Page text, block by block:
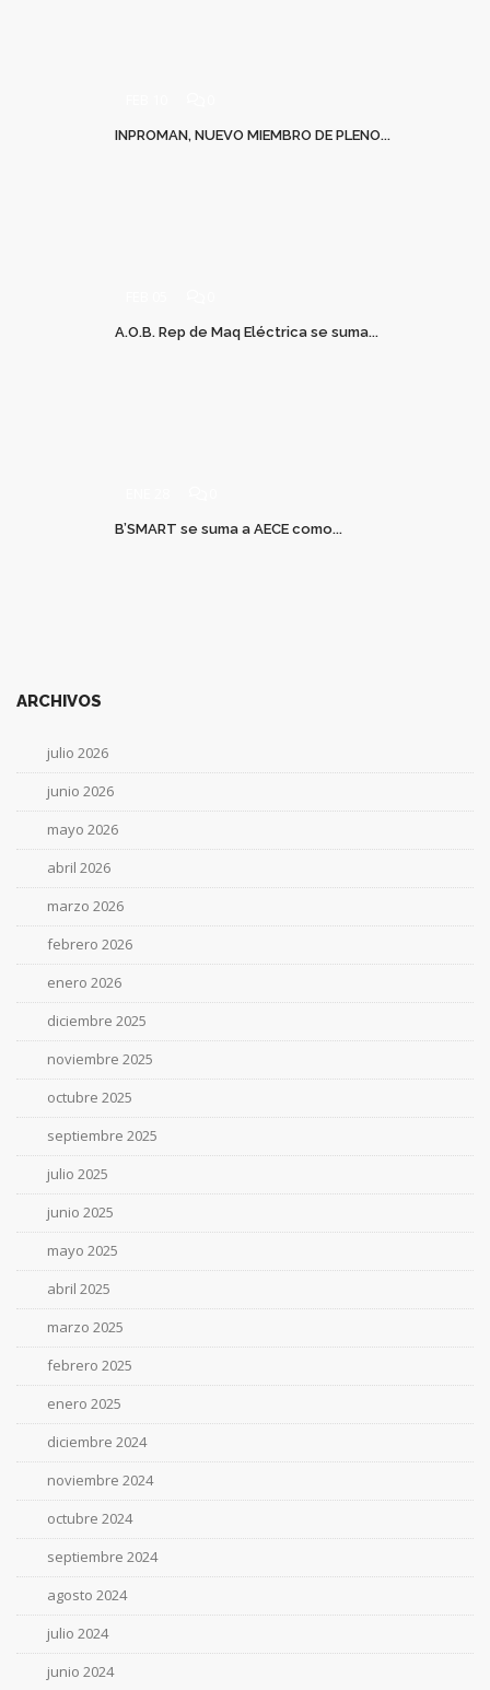
INPROMAN, NUEVO MIEMBRO DE PLENO...
A.O.B. Rep de Maq Eléctrica se suma...
B’SMART se suma a AECE como...
ARCHIVOS
julio 2026
junio 2026
mayo 2026
abril 2026
marzo 2026
febrero 2026
enero 2026
diciembre 2025
noviembre 2025
octubre 2025
septiembre 2025
julio 2025
junio 2025
mayo 2025
abril 2025
marzo 2025
febrero 2025
enero 2025
diciembre 2024
noviembre 2024
octubre 2024
septiembre 2024
agosto 2024
julio 2024
junio 2024